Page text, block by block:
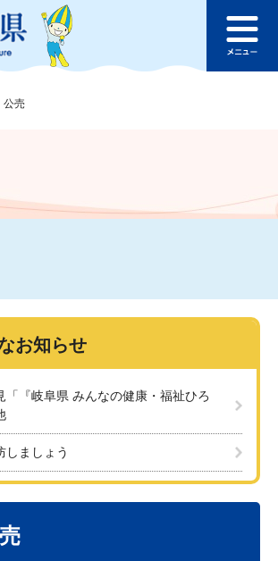
このページの本文へ
ュ
公売
お知らせ
「『岐阜県 みんなの健康・福祉ひろ
しましょう